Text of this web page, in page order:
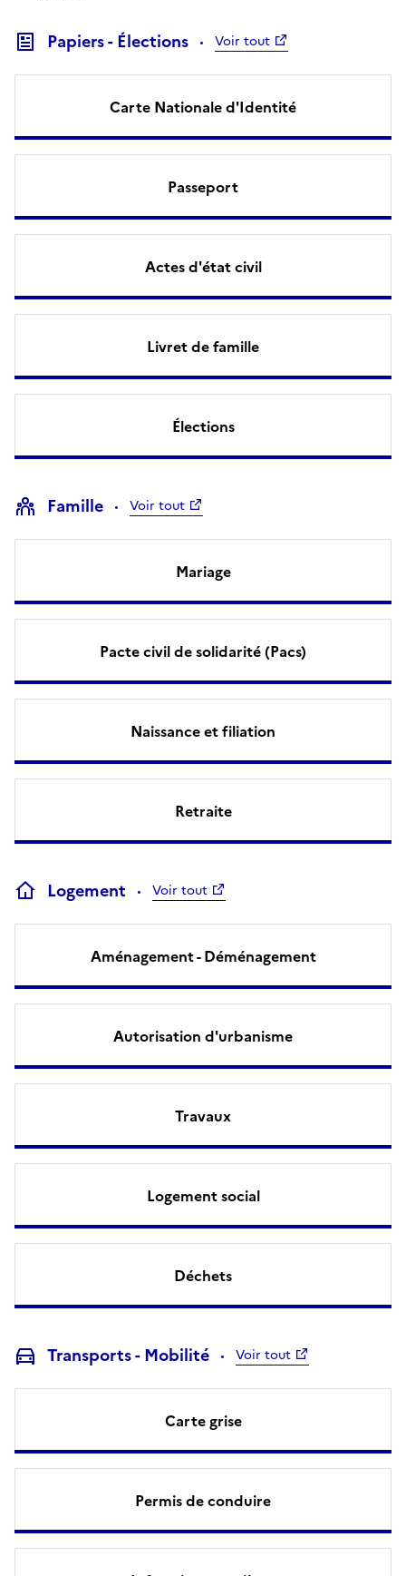
Papiers - Élections Voir tout
Carte Nationale d'Identité
Passeport
Actes d'état civil
Livret de famille
Élections
Famille Voir tout
Mariage
Pacte civil de solidarité (Pacs)
Naissance et filiation
Retraite
Logement Voir tout
Aménagement - Déménagement
Autorisation d'urbanisme
Travaux
Logement social
Déchets
Transports - Mobilité Voir tout
Carte grise
Permis de conduire